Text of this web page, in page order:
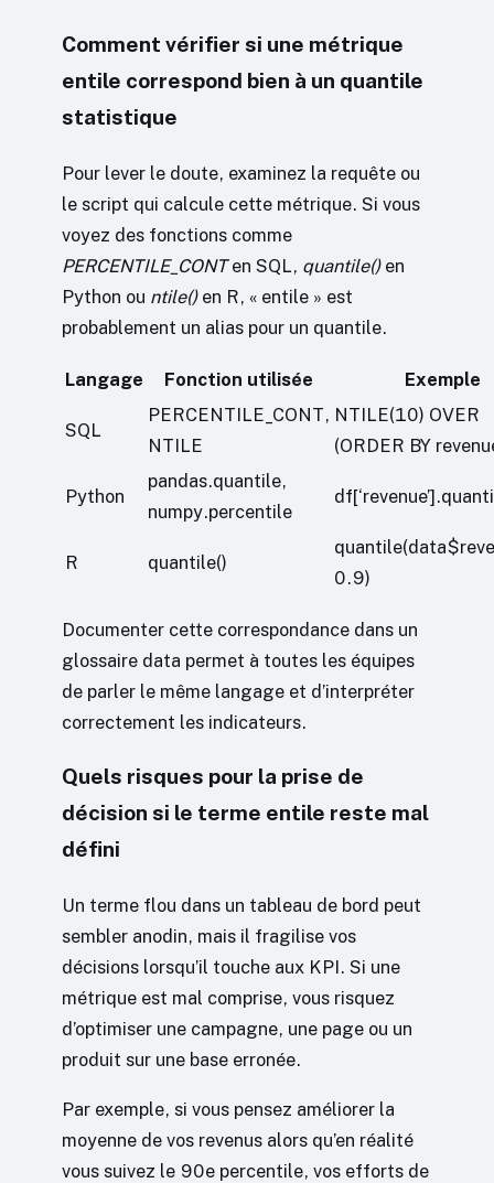
Comment vérifier si une métrique
entile correspond bien à un quantile
statistique
Pour lever le doute, examinez la requête ou
le script qui calcule cette métrique. Si vous
voyez des fonctions comme
PERCENTILE_CONTen SQL, quantile()en
Python ou ntile()en R, « entile » est
probablement un alias pour un quantile.
Langage Fonction utilisée Exemple
SQL
PERCENTILE_CONT,
NTILE
NTILE(10) OVER
(ORDER BY
Python
pandas.quantile,
numpy.percentile
R quantile()
0.9)
Documenter cette correspondance dans un
glossaire data permet à toutes les équipes
de parler le même langage et d’interpréter
correctement les indicateurs.
Quels risques pour la prise de
décision si le terme entile reste mal
défini
Un terme flou dans un tableau de bord peut
sembler anodin, mais il fragilise vos
décisions lorsqu’il touche aux KPI. Si une
métrique est mal comprise, vous risquez
d’optimiser une campagne, une page ou un
produit sur une base erronée.
Par exemple, si vous pensez améliorer la
moyenne de vos revenus alors qu’en réalité
vous suivez le 90e percentile, vos efforts de